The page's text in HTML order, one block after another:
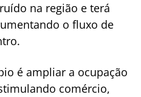
na região e terá
o fluxo de
é ampliar a ocupação
comércio,